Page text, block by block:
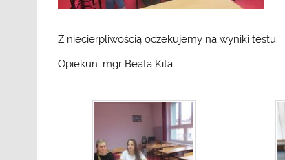
Z niecierpliwością oczekujemy na wyniki testu.
Opiekun: mgr Beata Kita